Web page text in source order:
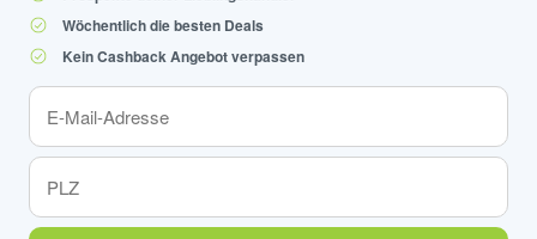
Wöchentlich die besten Deals
Kein Cashback Angebot verpassen